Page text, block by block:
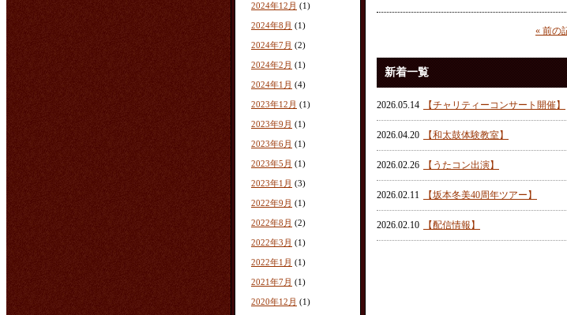
2024年12月 (1)
2024年8月 (1)
2024年7月 (2)
2024年2月 (1)
2024年1月 (4)
2023年12月 (1)
2023年9月 (1)
2023年6月 (1)
2023年5月 (1)
2023年1月 (3)
2022年9月 (1)
2022年8月 (2)
2022年3月 (1)
2022年1月 (1)
2021年7月 (1)
2020年12月 (1)
« 前の
新着一覧
2026.05.14 【チャリティーコンサート開催】
2026.04.20 【和太鼓体験教室】
2026.02.26 【うたコン出演】
2026.02.11 【坂本冬美40周年ツアー】
2026.02.10 【配信情報】